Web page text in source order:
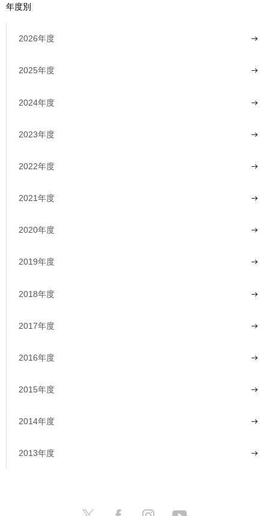
年度別
2026年度
2025年度
2024年度
2023年度
2022年度
2021年度
2020年度
2019年度
2018年度
2017年度
2016年度
2015年度
2014年度
2013年度